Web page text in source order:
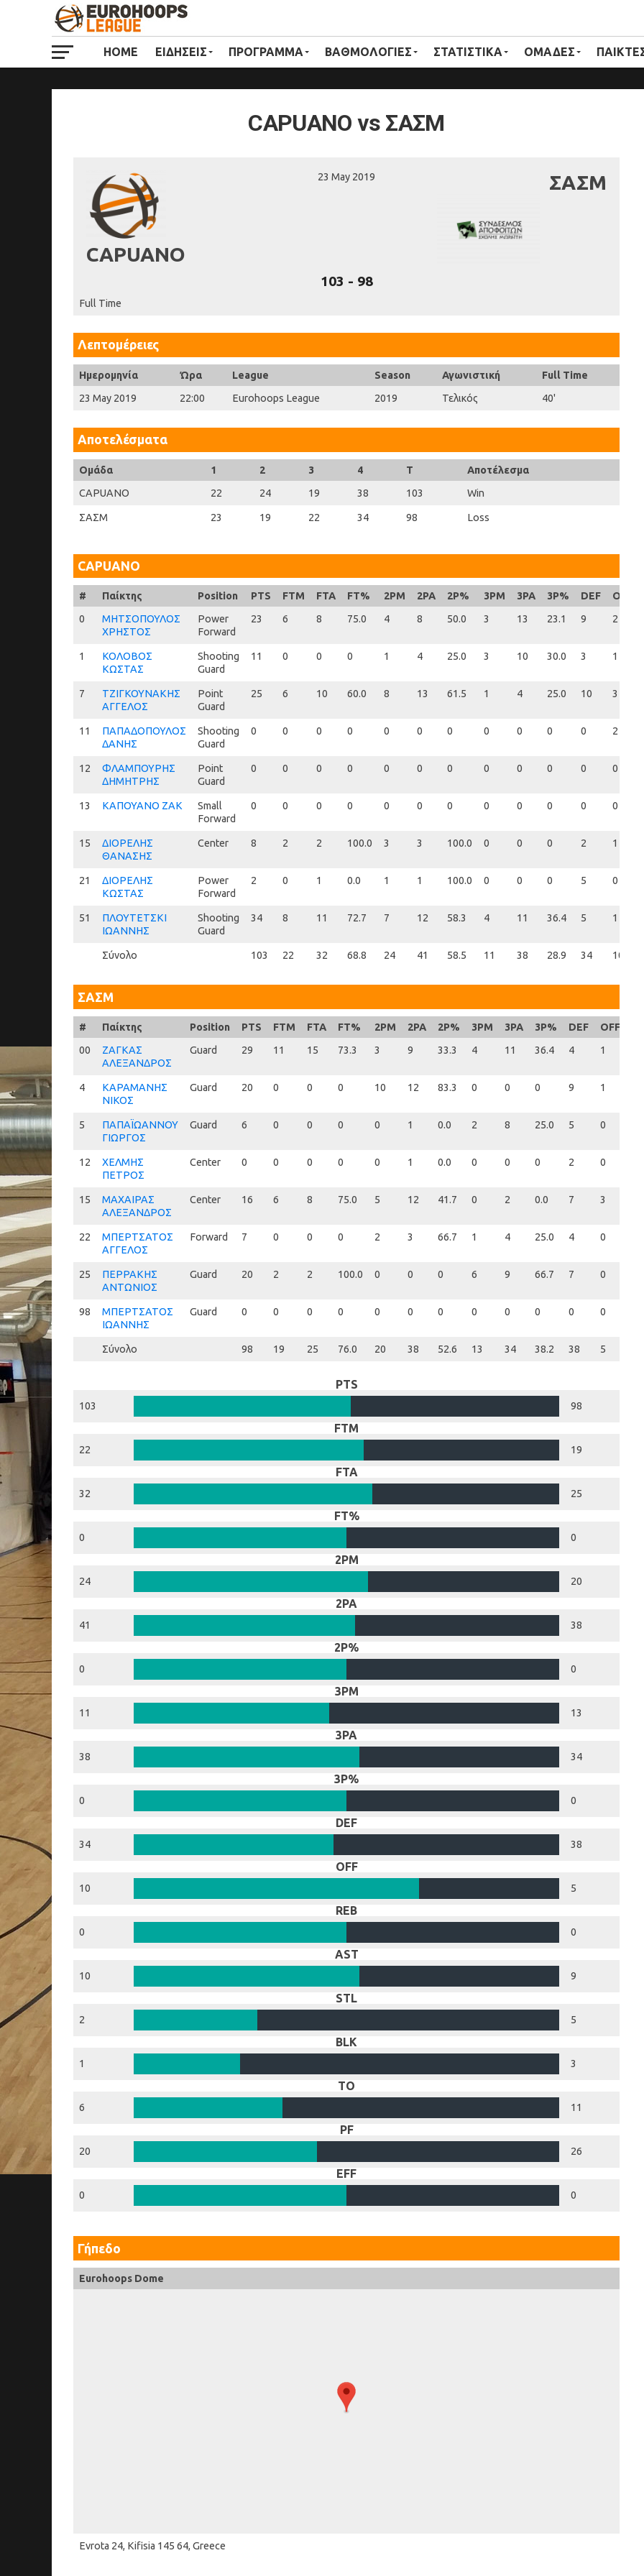
HOME ΕΙΔΗΣΕΙΣ ΠΡΟΓΡΑΜΜΑ ΒΑΘΜΟΛΟΓΙΕΣ ΣΤΑΤΙΣΤΙΚΑ ΟΜΑΔΕΣ
CAPUANO vs ΣΑΣΜ
CAPUANO
ΣΑΣΜ
23 May 2019
103 - 98
Full Time
Λεπτομέρειες
Ημερομηνία Ώρα League Season Αγωνιστική
Full Time
23 May 2019
22:00 Eurohoops League 2019 Τελικός 40'
Αποτελέσματα
Ομάδα 1 2 3 4 T
Αποτέλεσμα
CAPUANO
22 24 19 38 103 Win
ΣΑΣΜ 23 19 22 34 98 Loss
CAPUANO
#
0
1
7
11
12
13
15
21
51
# Παίκτης Position PTS FTM FTA FT% 2PM 2PA 2P% 3PM 3PA 3P% DEF OFF
0
ΜΗΤΣΟΠΟΥΛΟΣ
ΧΡΗΣΤΟΣ
Power
Forward
23 6 8 75.0 4 8 50.0 3 13 23.1 9 2
1
ΚΟΛΟΒΟΣ
ΚΩΣΤΑΣ
Shooting
Guard
11 0 0 0 1 4 25.0 3 10 30.0 3 1
7
ΤΖΙΓΚΟΥΝΑΚΗΣ
ΑΓΓΕΛΟΣ
Point
Guard
25 6 10 60.0 8 13 61.5 1 4 25.0 10 3
11
ΠΑΠΑΔΟΠΟΥΛΟΣ
ΔΑΝΗΣ
Shooting
Guard
0 0 0 0 0 0 0 0 0 0 0 2
12
ΦΛΑΜΠΟΥΡΗΣ
ΔΗΜΗΤΡΗΣ
Point
Guard
0 0 0 0 0 0 0 0 0 0 0 0
13 ΚΑΠΟΥΑΝΟ ΖΑΚ
Small
Forward
0 0 0 0 0 0 0 0 0 0 0 0
15
ΔΙΟΡΕΛΗΣ
ΘΑΝΑΣΗΣ
Center 8 2 2 100.0 3 3 100.0 0 0 0 2 1
21
ΔΙΟΡΕΛΗΣ
ΚΩΣΤΑΣ
Power
Forward
2 0 1 0.0 1 1 100.0 0 0 0 5 0
51
ΠΛΟΥΤΕΤΣΚΙ
ΙΩΑΝΝΗΣ
Shooting
Guard
34 8 11 72.7 7 12 58.3 4 11 36.4 5 1
Σύνολο 103 22 32 68.8 24 41 58.5 11 38 28.9 34 10
ΣΑΣΜ
#
00
4
5
12
15
22
25
98
# Παίκτης Position PTS FTM FTA FT% 2PM 2PA 2P% 3PM 3PA 3P% DEF OFF
00
ΖΑΓΚΑΣ
ΑΛΕΞΑΝΔΡΟΣ
Guard 29 11 15 73.3 3 9 33.3 4 11 36.4 4 1
4
ΚΑΡΑΜΑΝΗΣ
ΝΙΚΟΣ
Guard 20 0 0 0 10 12 83.3 0 0 0 9 1
5
ΠΑΠΑΪΩΑΝΝΟΥ
ΓΙΩΡΓΟΣ
Guard 6 0 0 0 0 1 0.0 2 8 25.0 5 0
12
ΧΕΛΜΗΣ
ΠΕΤΡΟΣ
Center 0 0 0 0 0 1 0.0 0 0 0 2 0
15
ΜΑΧΑΙΡΑΣ
ΑΛΕΞΑΝΔΡΟΣ
Center 16 6 8 75.0 5 12 41.7 0 2 0.0 7 3
22
ΜΠΕΡΤΣΑΤΟΣ
ΑΓΓΕΛΟΣ
Forward 7 0 0 0 2 3 66.7 1 4 25.0 4 0
25
ΠΕΡΡΑΚΗΣ
ΑΝΤΩΝΙΟΣ
Guard 20 2 2 100.0 0 0 0 6 9 66.7 7 0
98
ΜΠΕΡΤΣΑΤΟΣ
ΙΩΑΝΝΗΣ
Guard 0 0 0 0 0 0 0 0 0 0 0 0
Σύνολο 98 19 25 76.0 20 38 52.6 13 34 38.2 38 5
PTS
103 98
FTM
22 19
FTA
32 25
FT%
0 0
2PM
24 20
2PA
41 38
2P%
0 0
3PM
11 13
3PA
38 34
3P%
0 0
DEF
34 38
OFF
10 5
REB
0 0
AST
10 9
STL
2 5
BLK
1 3
TO
6 11
PF
20 26
EFF
0 0
Γήπεδο
Eurohoops Dome
Evrota 24, Kifisia 145 64, Greece